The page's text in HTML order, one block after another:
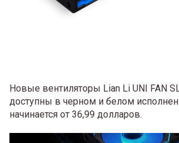
Новые вентиляторы Lian Li UNI FAN
доступны в черном и белом
начинается от 36,99 долларов.